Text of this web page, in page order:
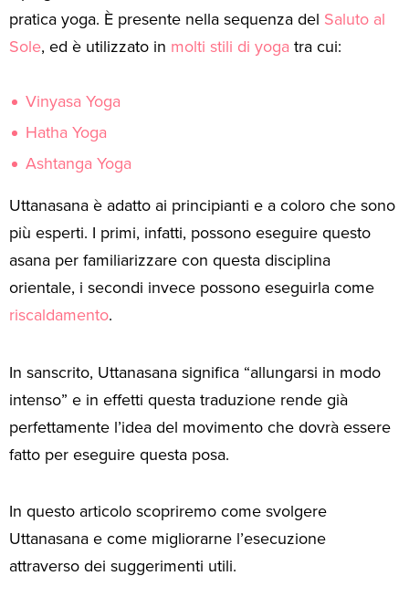
pratica yoga. È presente nella sequenza del Saluto al
Sole, ed è utilizzato in molti stili di yoga tra cui:
Vinyasa Yoga
Hatha Yoga
Ashtanga Yoga
Uttanasana è adatto ai principianti e a coloro che sono
più esperti. I primi, infatti, possono eseguire questo
asana per familiarizzare con questa disciplina
orientale, i secondi invece possono eseguirla come
riscaldamento.
In sanscrito, Uttanasana significa “allungarsi in modo
intenso” e in effetti questa traduzione rende già
perfettamente l’idea del movimento che dovrà essere
fatto per eseguire questa posa.
In questo articolo scopriremo come svolgere
Uttanasana e come migliorarne l’esecuzione
attraverso dei suggerimenti utili.